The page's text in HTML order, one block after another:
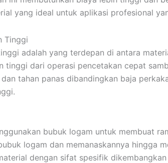
yang ideal untuk aplikasi profesional
Tinggi
adalah yang terdepan di antara
tinggi dari operasi pencetakan cepat
tahan panas dibandingkan baja
bubuk logam untuk membuat
logam dan memanaskannya hingga
dengan sifat spesifik